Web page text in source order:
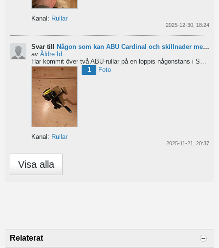
Kanal: Rullar
2025-12-30, 18:24
Svar till Någon som kan ABU Cardinal och skillnader mellan äldre rullar?
av Äldre Id
1
Foto
Kanal: Rullar
2025-11-21, 20:37
Visa alla
Relaterat